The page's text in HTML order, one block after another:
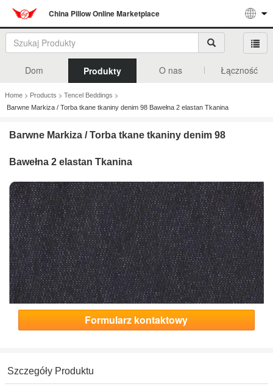
China Pillow Online Marketplace
Dom Produkty O nas Łączność
Home > Products > Tencel Beddings >
Barwne Markiza / Torba tkane tkaniny denim 98 Bawełna 2 elastan Tkanina
Barwne Markiza / Torba tkane tkaniny denim 98
Bawełna 2 elastan Tkanina
Formularz kontaktowy
Szczegóły Produktu